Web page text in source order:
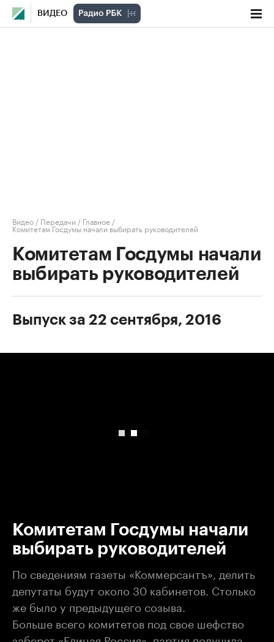
ВИДЕО
Видео / Передачи / Главное /
Комитетам Госдумы начали выбирать руководителей
Комитетам Госдумы начали
выбирать руководителей
Выпуск за 22 сентября, 2016
Комитетам Госдумы начали
выбирать руководителей
По сведениям газеты «Коммерсантъ», делить
депутаты будут около 30 кабинетов. Столько
же было у предыдущего созыва.
Больше всего комитетов под свое шефство